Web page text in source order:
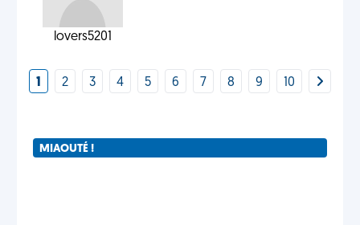
lovers5201
1 2 3 4 5 6 7 8 9 10
MIAOUTÉ !